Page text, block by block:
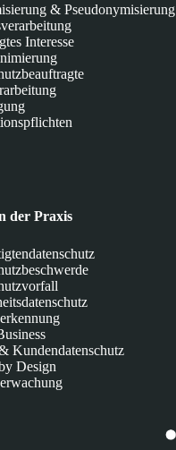
& Pseudonymisierung
Interesse
der Praxis
Kundendatenschutz
Design